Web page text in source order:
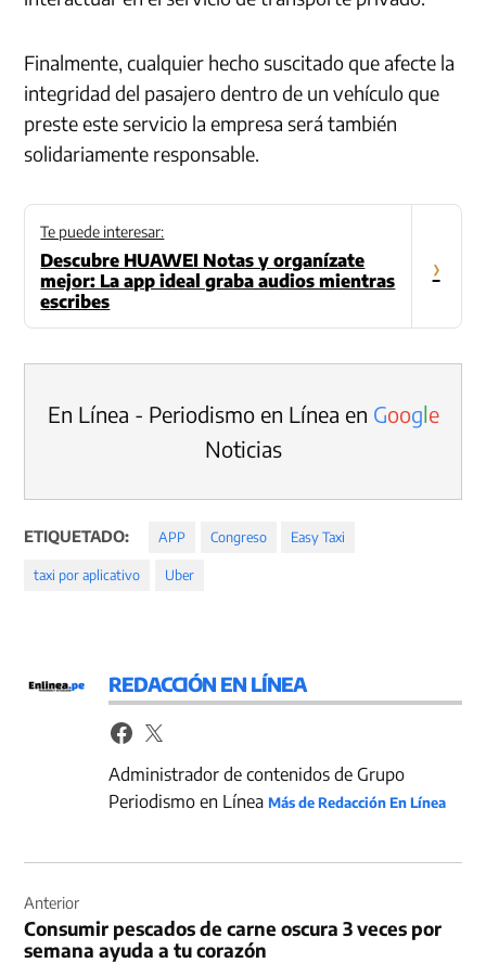
Finalmente, cualquier hecho suscitado que afecte la
integridad del pasajero dentro de un vehículo que
preste este servicio la empresa será también
solidariamente responsable.
Te puede interesar:
Descubre HUAWEI Notas y organízate
mejor: La app ideal graba audios mientras
escribes
›
En Línea - Periodismo en Línea en Google
Noticias
ETIQUETADO: APP Congreso Easy Taxi
taxi por aplicativo Uber
REDACCIÓN EN LÍNEA
Administrador de contenidos de Grupo
Periodismo en LíneaMás de Redacción En Línea
de
entradas
Anterior
Consumir pescados de carne oscura 3 veces por
semana ayuda a tu corazón